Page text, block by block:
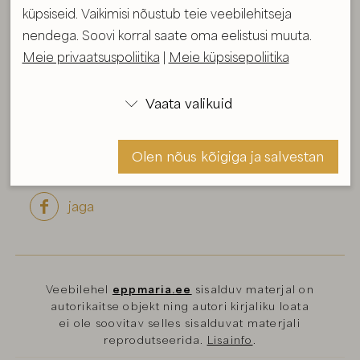
Tehnika:
Õli / akrüül / lõuendil
Formaat raamiga
Maksma
 jaga
Veebilehel eppmaria.ee sisalduv materjal on
autorikaitse objekt ning autori kirjaliku loata
ei ole soovitav selles sisalduvat materjali
reprodutseerida. Lisainfo
küpsiseid. Vaikimisi nõustub teie veebilehitseja
nendega. Soovi korral saate oma eelistusi muuta.
Meie privaatsuspoliitika | Meie küpsisepoliitika
 Vaata valikuid
Olen nõus ja salvestan
Olen nõus kõigiga ja salvestan